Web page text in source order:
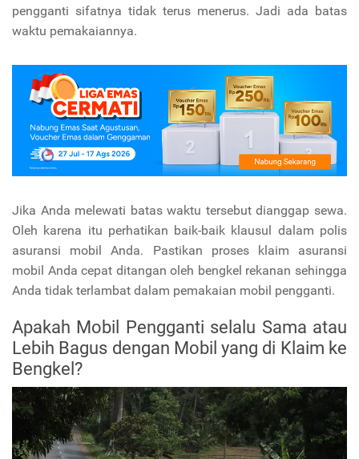
pengganti sifatnya tidak terus menerus. Jadi ada batas
waktu pemakaiannya.
Jika Anda melewati batas waktu tersebut dianggap sewa.
Oleh karena itu perhatikan baik-baik klausul dalam polis
asuransi mobil Anda. Pastikan proses klaim asuransi
mobil Anda cepat ditangan oleh bengkel rekanan sehingga
Anda tidak terlambat dalam pemakaian mobil pengganti.
Apakah Mobil Pengganti selalu Sama atau
Lebih Bagus dengan Mobil yang di Klaim ke
Bengkel?